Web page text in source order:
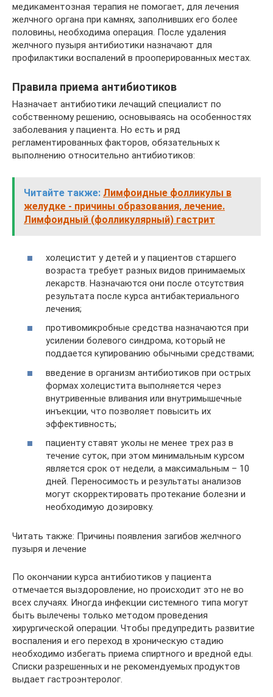
медикаментозная терапия не помогает, для лечения
желчного органа при камнях, заполнивших его более
половины, необходима операция. После удаления
желчного пузыря антибиотики назначают для
профилактики воспалений в прооперированных местах.
Правила приема антибиотиков
Назначает антибиотики лечащий специалист по
собственному решению, основываясь на особенностях
заболевания у пациента. Но есть и ряд
регламентированных факторов, обязательных к
выполнению относительно антибиотиков:
Читайте также: Лимфоидные фолликулы в
желудке - причины образования, лечение.
Лимфоидный (фолликулярный) гастрит
холецистит у детей и у пациентов старшего
возраста требует разных видов принимаемых
лекарств. Назначаются они после отсутствия
результата после курса антибактериального
лечения;
противомикробные средства назначаются при
усилении болевого синдрома, который не
поддается купированию обычными средствами;
введение в организм антибиотиков при острых
формах холецистита выполняется через
внутривенные вливания или внутримышечные
инъекции, что позволяет повысить их
эффективность;
пациенту ставят уколы не менее трех раз в
течение суток, при этом минимальным курсом
является срок от недели, а максимальным – 10
дней. Переносимость и результаты анализов
могут скорректировать протекание болезни и
необходимую дозировку.
Читать также: Причины появления загибов желчного
пузыря и лечение
По окончании курса антибиотиков у пациента
отмечается выздоровление, но происходит это не во
всех случаях. Иногда инфекции системного типа могут
быть вылечены только методом проведения
хирургической операции. Чтобы предупредить развитие
воспаления и его переход в хроническую стадию
необходимо избегать приема спиртного и вредной еды.
Списки разрешенных и не рекомендуемых продуктов
выдает гастроэнтеролог.